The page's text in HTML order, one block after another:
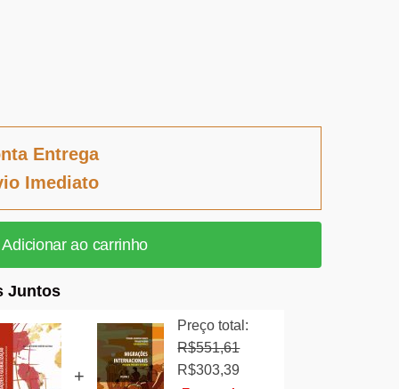
Entrega
Imediato
Adicionar ao carrinho
Juntos
+
Preço total:
R$551,61
O
R$303,39